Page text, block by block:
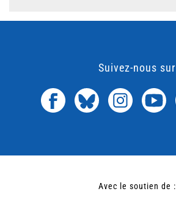
Suivez-nous sur
Avec le soutien de :